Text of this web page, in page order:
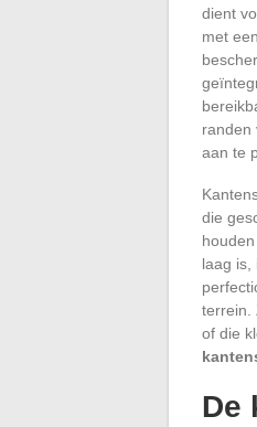
dient
met
randen
aan te
die
laag is,
terrein.
of die
De